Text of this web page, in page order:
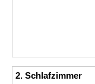
2. Schlafzimmer